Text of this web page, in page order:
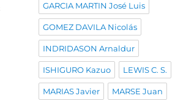
GARCIA MARTIN José Luis
GOMEZ DAVILA Nicolás
INDRIDASON Arnaldur
ISHIGURO Kazuo LEWIS C. S.
MARIAS Javier MARSE Juan